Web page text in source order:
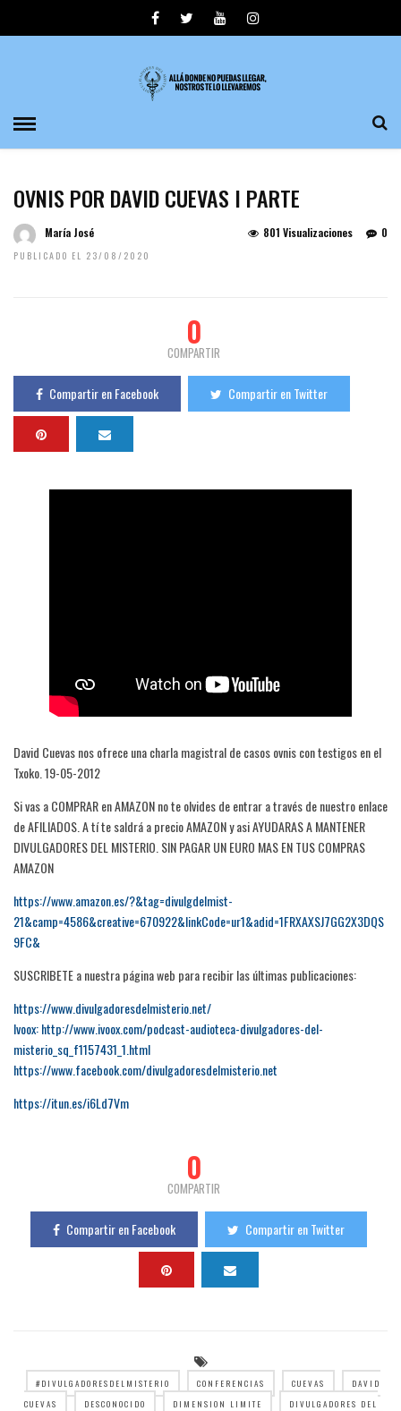
OVNIS POR DAVID CUEVAS I PARTE
María José
PUBLICADO EL 23/08/2020
0
801 Visualizaciones
0
COMPARTIR
Compartir en Facebook Compartir en Twitter
David Cuevas nos ofrece una charla magistral de casos ovnis con testigos en el
Txoko. 19-05-2012
Si vas a COMPRAR en AMAZON no te olvides de entrar a través de nuestro enlace
de AFILIADOS. A tí te saldrá a precio AMAZON y asi AYUDARAS A MANTENER
DIVULGADORES DEL MISTERIO. SIN PAGAR UN EURO MAS EN TUS COMPRAS
AMAZON
https://www.amazon.es/?&tag=divulgdelmist-
21&camp=4586&creative=670922&linkCode=ur1&adid=1FRXAXSJ7GG2X3DQS
9FC&
SUSCRIBETE a nuestra página web para recibir las últimas publicaciones:
https://www.divulgadoresdelmisterio.net/
Ivoox: http://www.ivoox.com/podcast-audioteca-divulgadores-del-
misterio_sq_f1157431_1.html
https://www.facebook.com/divulgadoresdelmisterio.net
https://itun.es/i6Ld7Vm
0
COMPARTIR
Compartir en Facebook Compartir en Twitter
#DIVULGADORESDELMISTERIO CONFERENCIAS CUEVAS
DAVID
CUEVAS
DESCONOCIDO DIMENSION LIMITE
DIVULGADORES DEL